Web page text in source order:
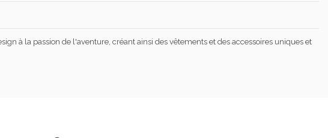
à la passion de l'aventure, créant ainsi des vêtements et des accessoires uniques et